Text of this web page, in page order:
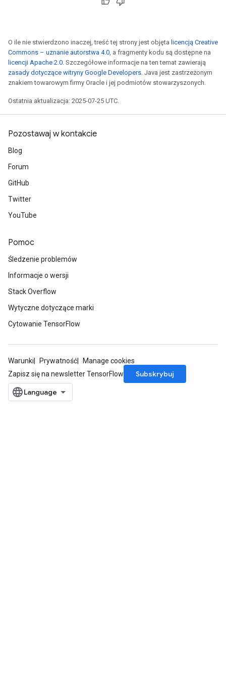
O ile nie stwierdzono inaczej, treść tej strony jest objęta licencją Creative
Commons – uznanie autorstwa 4.0, a fragmenty kodu są dostępne na
licencji Apache 2.0. Szczegółowe informacje na ten temat zawierają
zasady dotyczące witryny Google Developers. Java jest zastrzeżonym
znakiem towarowym firmy Oracle i jej podmiotów stowarzyszonych.
Ostatnia aktualizacja: 2025-07-25 UTC.
Pozostawaj w kontakcie
Blog
Forum
GitHub
Twitter
YouTube
Pomoc
Śledzenie problemów
Informacje o wersji
Stack Overflow
Wytyczne dotyczące marki
Cytowanie TensorFlow
Warunki Prywatność
Manage cookies
Zapisz się na newsletter TensorFlow
Subskrybuj